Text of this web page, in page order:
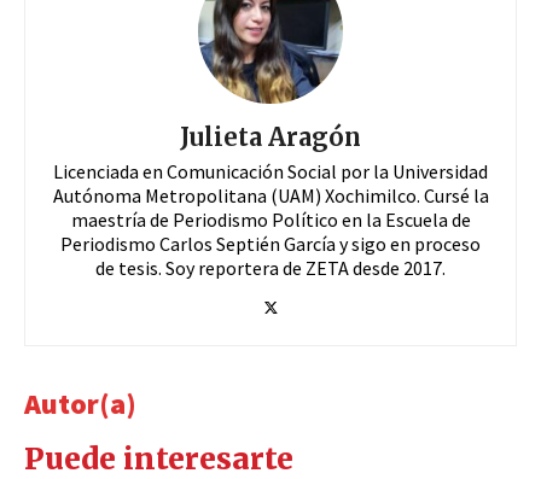
Julieta Aragón
Licenciada en Comunicación Social por la Universidad
Autónoma Metropolitana (UAM) Xochimilco. Cursé la
maestría de Periodismo Político en la Escuela de
Periodismo Carlos Septién García y sigo en proceso
de tesis. Soy reportera de ZETA desde 2017.
Autor(a)
Puede interesarte